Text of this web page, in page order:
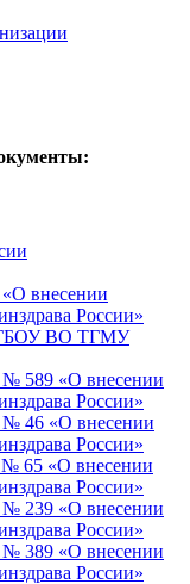
внесении
России»
ФГБОУ ВО ТГМУ
№ 589 «О внесении
России»
№ 46 «О внесении
России»
№ 65 «О внесении
России»
№ 239 «О внесении
России»
№ 389 «О внесении
России»